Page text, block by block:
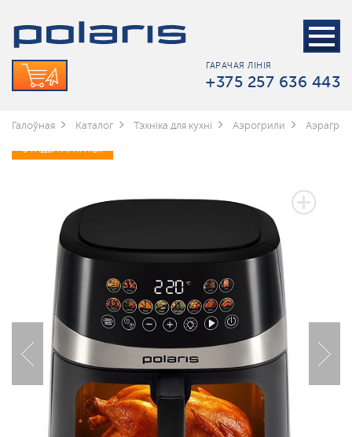
ГАРАЧАЯ ЛІНІЯ
+375 257 636 443
Галоўная Каталог Тэхніка для кухні Аэрогрили
3 ГАДЫ ГАРАНТЫІ